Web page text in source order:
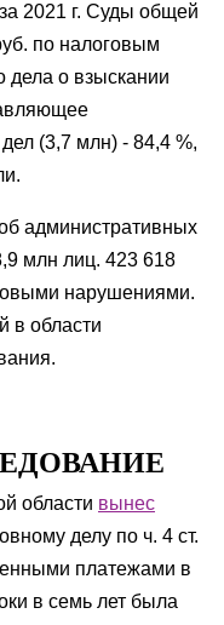
2021 г. Суды общей
по налоговым
дела о взыскании
(3,7 млн) - 84,4 %,
административных
млн лиц. 423 618
нарушениями.
в области
области вынес
делу по ч. 4 ст.
платежами в
в семь лет была